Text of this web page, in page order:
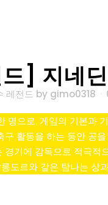
] 지네
레전드 by gimo0318
명으로, 게임의 기본과
활동을 하는 동안 공
기에 감독으로 적극
도르와 같은 탐나는 상